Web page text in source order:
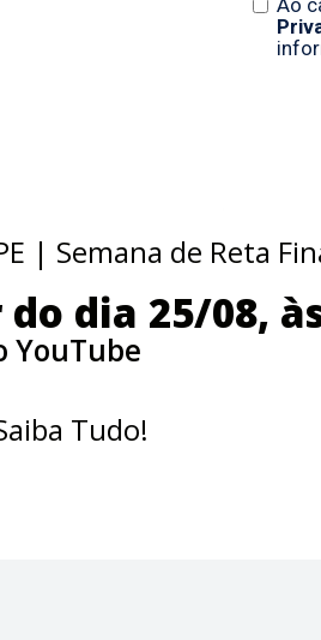
| Semana de Reta
dia 25/08,
YouTube
Tudo!